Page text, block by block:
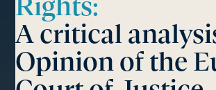
Rights:
A critical
Opinion of the